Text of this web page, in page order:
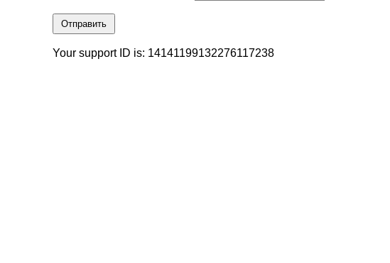
Отправить
Your support ID is: 14141199132276117238